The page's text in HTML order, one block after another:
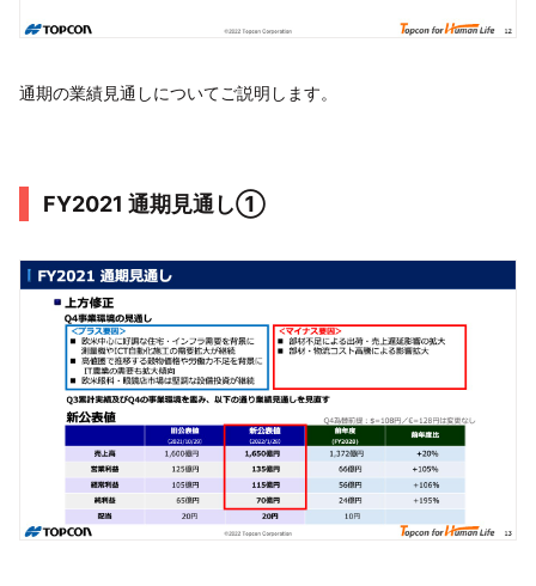
通期の業績見通しについてご説明します。
FY2021 通期見通し①